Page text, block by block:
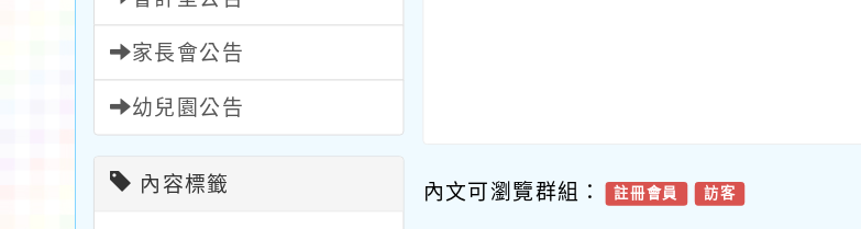
家長會公告
幼兒園公告
內容標籤 內文可瀏覽群組： 註冊會員 訪客